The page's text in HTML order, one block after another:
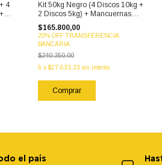
4
Kit 50kg Negro (4 Discos 10kg +
2 Discos 5kg) + Mancuernas
PVC + Par Tobilleras 3kg
$165.800,00
20% OFF TRANSFERENCIA
BANCARIA
$240.350,00
6 x $27.633,33 sin interés
el país